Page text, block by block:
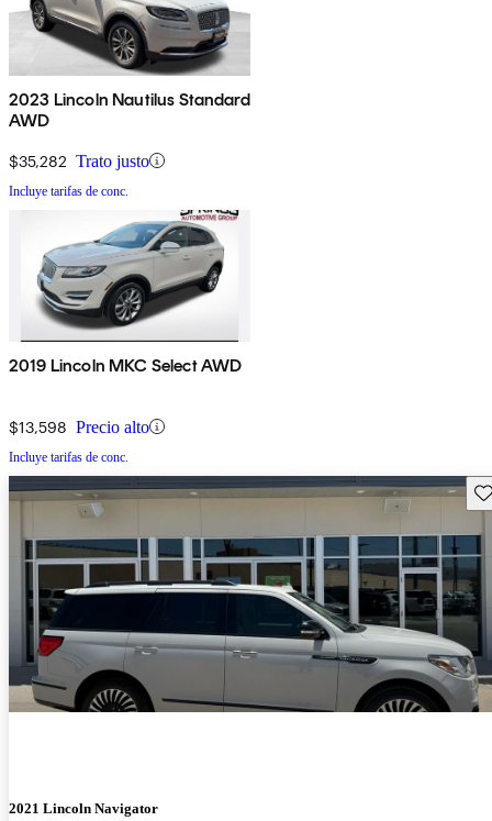
2023 Lincoln Nautilus Standard
AWD
$35,282 Trato justo
Incluye tarifas de conc.
2019 Lincoln MKC Select AWD
$13,598 Precio alto
Incluye tarifas de conc.
2021 Lincoln Navigator